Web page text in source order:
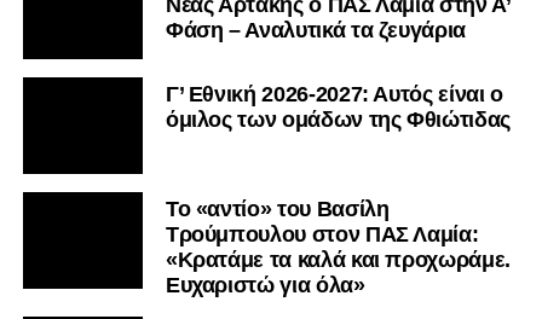
Φάση – Αναλυτικά τα ζευγάρια
Γ’ Εθνική 2026-2027: Αυτός είναι ο
όμιλος των ομάδων της Φθιώτιδας
Το «αντίο» του Βασίλη
Τρούμπουλου στον ΠΑΣ Λαμία:
«Κρατάμε τα καλά και προχωράμε.
Ευχαριστώ για όλα»